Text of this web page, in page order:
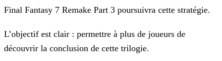
Final Fantasy 7 Remake Part 3 poursuivra cette stratégie.
L’objectif est clair : permettre à plus de joueurs de
découvrir la conclusion de cette trilogie.